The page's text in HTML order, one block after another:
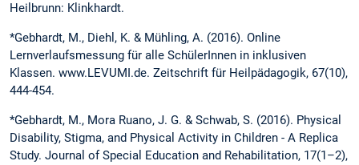
Heilbrunn: Klinkhardt.
*Gebhardt, M., Diehl, K. & Mühling, A. (2016). Online
Lernverlaufsmessung für alle SchülerInnen in inklusiven
Klassen. www.LEVUMI.de. Zeitschrift für Heilpädagogik, 67(10),
444-454.
*Gebhardt, M., Mora Ruano, J. G. & Schwab, S. (2016). Physical
Disability, Stigma, and Physical Activity in Children - A Replica
Study. Journal of Special Education and Rehabilitation, 17(1–2),